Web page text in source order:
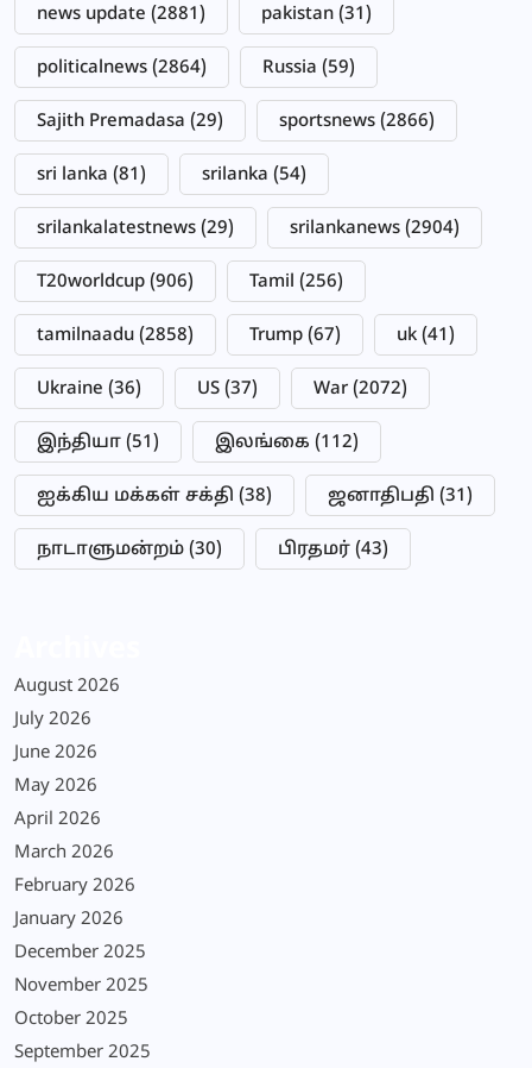
news update (2881) pakistan (31)
politicalnews (2864) Russia (59)
Sajith Premadasa (29) sportsnews (2866)
sri lanka (81) srilanka (54)
srilankalatestnews (29) srilankanews (2904)
T20worldcup (906) Tamil (256)
tamilnaadu (2858) Trump (67) uk (41)
Ukraine (36) US (37) War (2072)
இந்தியா (51) இலங்கை (112)
ஐக்கிய மக்கள் சக்தி (38) ஜனாதிபதி (31)
நாடாளுமன்றம் (30) பிரதமர் (43)
August 2026
July 2026
June 2026
May 2026
April 2026
March 2026
February 2026
January 2026
December 2025
November 2025
October 2025
September 2025